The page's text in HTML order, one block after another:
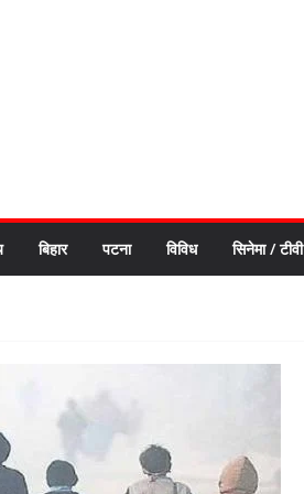
बिहार पटना विविध सिनेमा / टीवी